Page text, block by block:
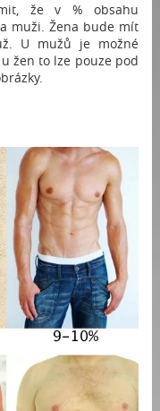
že v % obsahu
muži. Žena bude mít
U mužů je možné
žen to lze pouze pod